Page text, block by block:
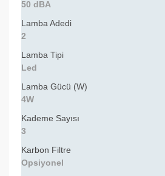
50 dBA
Lamba Adedi
2
Lamba Tipi
Led
Lamba Gücü (W)
4W
Kademe Sayısı
3
Karbon Filtre
Opsiyonel